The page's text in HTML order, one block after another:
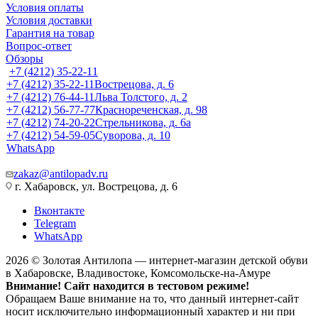
Условия оплаты
Условия доставки
Гарантия на товар
Вопрос-ответ
Обзоры
+7 (4212) 35-22-11
+7 (4212) 35-22-11Вострецова, д. 6
+7 (4212) 76-44-11Льва Толстого, д. 2
+7 (4212) 56-77-77Краснореченская, д. 98
+7 (4212) 74-20-22Стрельникова, д. 6а
+7 (4212) 54-59-05Суворова, д. 10
WhatsApp
zakaz@antilopadv.ru
г. Хабаровск, ул. Вострецова, д. 6
Вконтакте
Telegram
WhatsApp
2026 © Золотая Антилопа — интернет-магазин детской обуви
в Хабаровске, Владивостоке, Комсомольске-на-Амуре
Внимание! Сайт находится в тестовом режиме!
Обращаем Ваше внимание на то, что данный интернет-сайт
носит исключительно информационный характер и ни при